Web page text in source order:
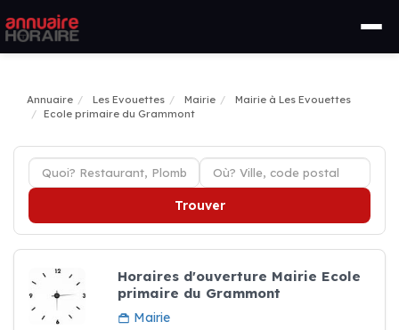
Annuaire Les Evouettes Mairie
Mairie à Les Evouettes
Ecole primaire du Grammont
Trouver
Horaires d'ouverture Mairie Ecole
primaire du Grammont
Mairie